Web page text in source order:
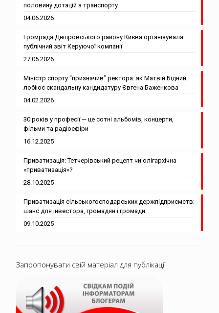
половину дотацій з транспорту
04.06.2026
Громрада Дніпровського району Києва організувала
публічний звіт Керуючої компанії
27.05.2026
Міністр спорту “призначив” ректора: як Матвій Бідний
лобіює скандальну кандидатуру Євгена Баженкова
04.02.2026
30 років у професії — це сотні альбомів, концерти,
фільми та радіоефіри
16.12.2025
Приватизація: Тетчерівський рецепт чи олігархічна
«приватизація»?
28.10.2025
Приватизація сільськогосподарських держпідприємств:
шанс для інвестора, громадян і громади
09.10.2025
Запропонувати свій матеріал для публікації